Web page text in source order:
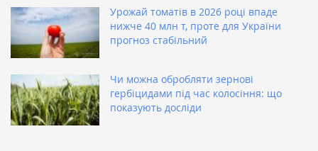
Урожай томатів в 2026 році впаде
нижче 40 млн т, проте для України
прогноз стабільний
Чи можна обробляти зернові
гербіцидами під час колосіння: що
показують досліди